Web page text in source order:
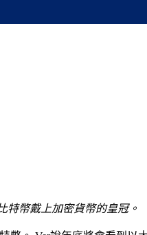
特幣戴上加密貨幣的皇冠。